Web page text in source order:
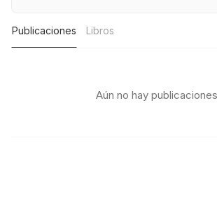
Publicaciones Libros
Aún no hay publicaciones